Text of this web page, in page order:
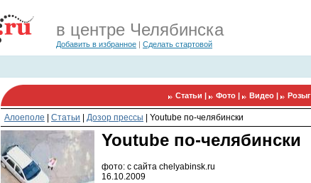
в центре Челябинска
Добавить в избранное | Сделать стартовой
Статьи | Фото | Видео |
Алоеполе Статьи Дозор прессы Youtube по-челябински
Youtube по-челябински
фото: с сайта chelyabinsk.ru
16.10.2009